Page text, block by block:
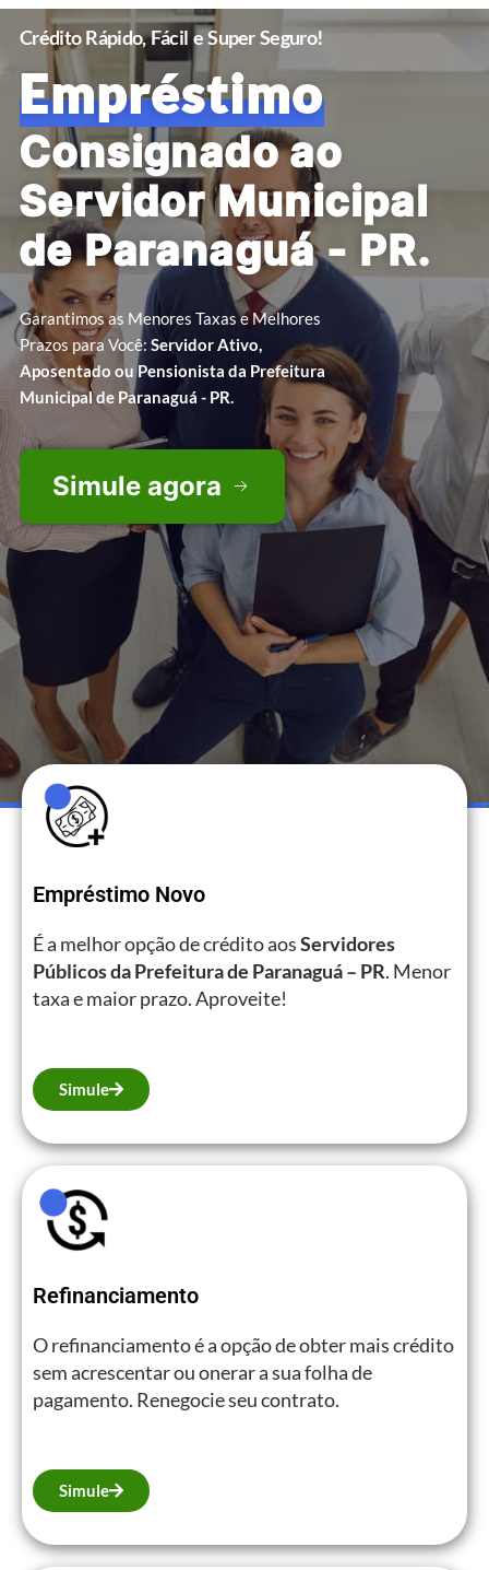
Crédito Rápido, Fácil e Super Seguro!
Empréstimo
Consignado ao
Servidor Municipal
de Paranaguá - PR.
Garantimos as Menores Taxas e Melhores
Prazos para Você: Servidor Ativo,
Aposentado ou Pensionista da Prefeitura
Municipal de Paranaguá - PR.
Simule agora
Empréstimo Novo
É a melhor opção de crédito aosServidores
Públicos da Prefeitura de Paranaguá – PR. Menor
taxa e maior prazo. Aproveite!
Simule
Refinanciamento
O refinanciamento é a opção de obter mais crédito
sem acrescentar ou onerar a sua folha de
pagamento. Renegocie seu contrato.
Simule